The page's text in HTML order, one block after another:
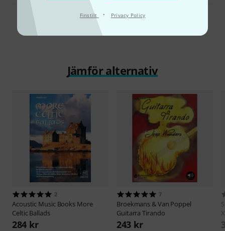
Finstilt · Privacy Policy
Läs alla recensioner
Jämför alternativ
2
Acoustic Music Books More
Celtic Ballads
284 kr
7
Broekmans & Van Poppel
Guitarra Tirando
243 kr